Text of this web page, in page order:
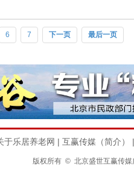
6 7 下一页 最后一页
于乐居养老网 | 互赢传媒（简介）
版权所有 © 北京盛世互赢传